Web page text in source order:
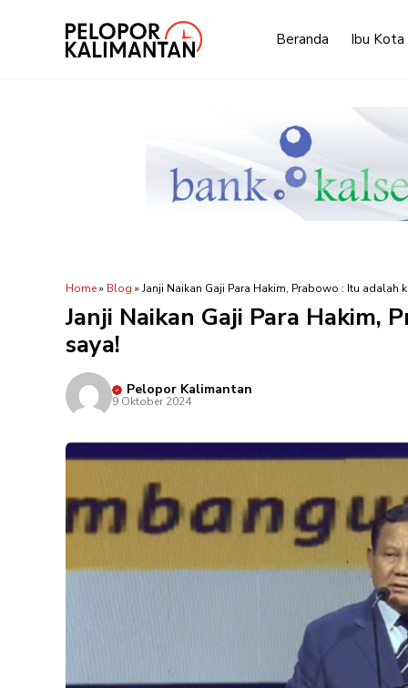
Beranda Ibu Kota
Home» Blog » Janji Naikan Gaji Para Hakim, Prabowo : Itu adalah
Janji Naikan Gaji Para Hakim,
saya!
Pelopor Kalimantan
9 Oktober 2024